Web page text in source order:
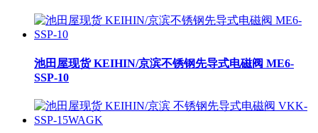
池田屋现货 KEIHIN/京滨不锈钢先导式电磁阀 ME6-
SSP-10